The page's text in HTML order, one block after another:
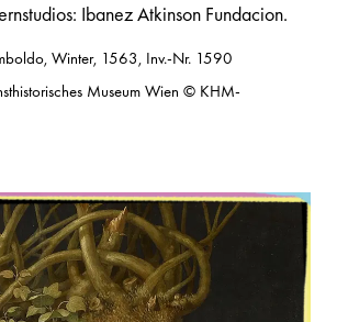
Ibanez Atkinson Fundacion.
Winter, 1563, Inv.-Nr. 1590
Museum Wien © KHM-